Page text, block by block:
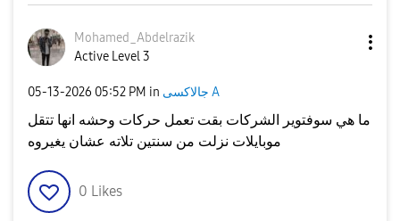
Mohamed_Abdelrazik
Active Level 3
‎05-13-2026 05:52 PM in جالاكسى A
ما هي سوفتوير الشركات بقت تعمل حركات وحشه انها تتقل
موبايلات نزلت من سنتين تلاته عشان يغيروه
0 Likes